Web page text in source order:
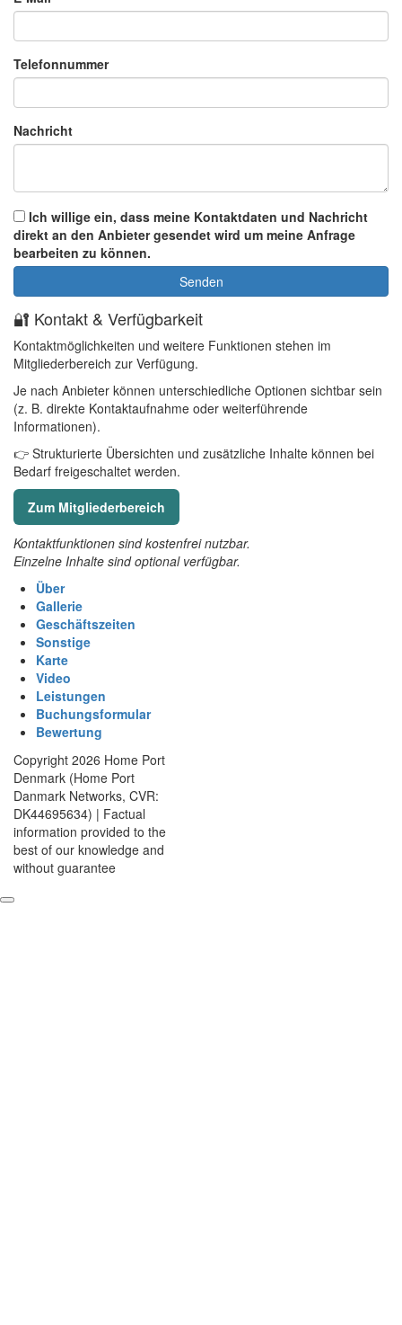
Telefonnummer
Nachricht
Ich willige ein, dass meine Kontaktdaten und Nachricht
direkt an den Anbieter gesendet wird um meine Anfrage
bearbeiten zu können.
🔐 Kontakt & Verfügbarkeit
Kontaktmöglichkeiten und weitere Funktionen stehen im
Mitgliederbereich zur Verfügung.
Je nach Anbieter können unterschiedliche Optionen sichtbar sein
(z. B. direkte Kontaktaufnahme oder weiterführende
Informationen).
👉 Strukturierte Übersichten und zusätzliche Inhalte können bei
Bedarf freigeschaltet werden.
Zum Mitgliederbereich
Kontaktfunktionen sind kostenfrei nutzbar.
Einzelne Inhalte sind optional verfügbar.
Über
Gallerie
Geschäftszeiten
Sonstige
Karte
Video
Leistungen
Buchungsformular
Bewertung
Copyright 2026 Home Port
Denmark (Home Port
Danmark Networks, CVR:
DK44695634) | Factual
information provided to the
best of our knowledge and
without guarantee